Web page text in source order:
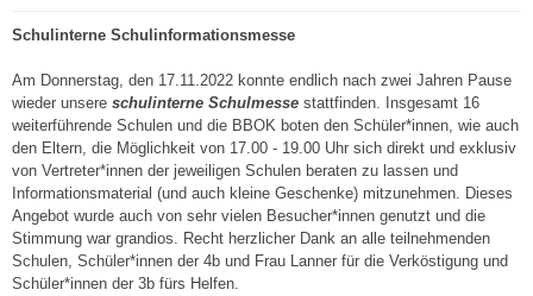
Schulinterne Schulinformationsmesse
Am Donnerstag, den 17.11.2022 konnte endlich nach zwei Jahren Pause
wieder unsere schulinterne Schulmesse stattfinden. Insgesamt 16
weiterführende Schulen und die BBOK boten den Schüler*innen, wie auch
den Eltern, die Möglichkeit von 17.00 - 19.00 Uhr sich direkt und exklusiv
von Vertreter*innen der jeweiligen Schulen beraten zu lassen und
Informationsmaterial (und auch kleine Geschenke) mitzunehmen. Dieses
Angebot wurde auch von sehr vielen Besucher*innen genutzt und die
Stimmung war grandios. Recht herzlicher Dank an alle teilnehmenden
Schulen, Schüler*innen der 4b und Frau Lanner für die Verköstigung und
Schüler*innen der 3b fürs Helfen.